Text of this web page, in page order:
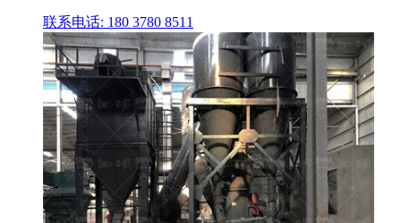
联系电话: 180 3780 8511